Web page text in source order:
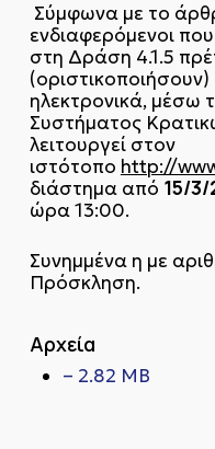
Σύμφωνα με το
ενδιαφερόμενοι
στη Δράση 4.1.5
ηλεκτρονικά, μέσω
Συστήματος
λειτουργεί στον
ιστότοπο http://
διάστημα από 15/3/
ώρα 13:00.
Συνημμένα η με
Πρόσκληση.
Αρχεία
– 2.82 MB